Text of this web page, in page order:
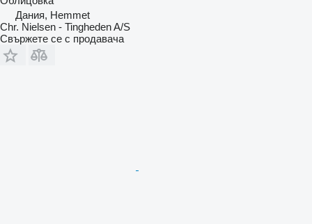
Дания, Hemmet
Chr. Nielsen - Tingheden A/S
Свържете се с продавача